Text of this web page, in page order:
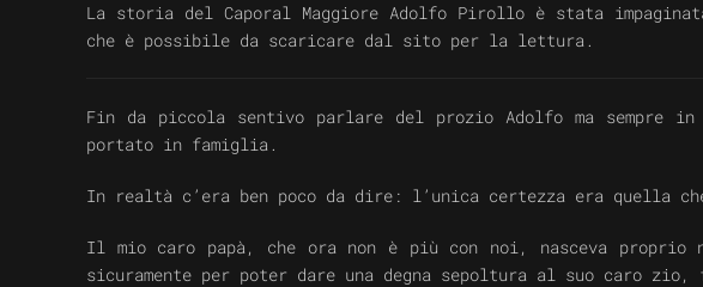
La storia del Caporal Maggiore Adolfo Pirollo è stata
che è possibile da scaricare dal sito per la lettura.
Fin da piccola sentivo parlare del prozio Adolfo ma sempre
portato in famiglia.
In realtà c’era ben poco da dire: l’unica certezza era quella
Il mio caro papà, che ora non è più con noi, nasceva
sicuramente per poter dare una degna sepoltura al suo caro